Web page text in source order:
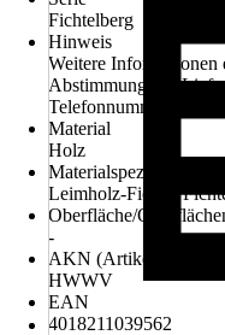
Fichtelberg
Hinweis
Weitere Informationen
Abstimmung des
Telefonnummer
Material
Holz
Materialspezifizierung
Leimholz-Fichte,
Oberfläche/
-
AKN
HWWV
EAN
4018211039562